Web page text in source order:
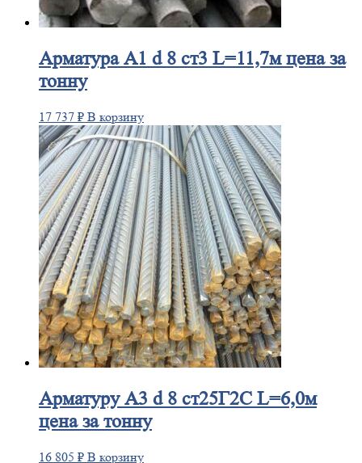
АрматураА1 d 8 ст3 L=11,7м цена за
тонну
17 737 ₽ В корзину
АрматуруА3 d 8 ст25Г2С L=6,0м
цена за тонну
16 805 ₽ В корзину